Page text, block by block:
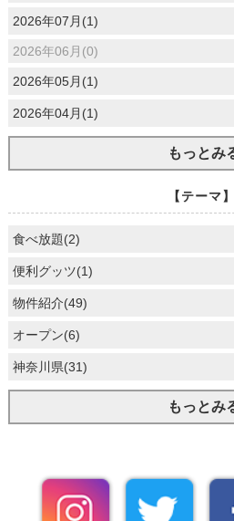
2026年07月(1)
2026年06月(0)
2026年05月(1)
2026年04月(1)
もっとみ
【テーマ
食べ放題(2)
便利グッツ(1)
物件紹介(49)
オープン(6)
神奈川県(31)
もっとみ